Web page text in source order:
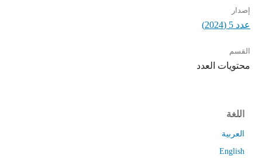
إصدار
عدد 5 (2024)
القسم
محتويات العدد
اللغة
العربية
English